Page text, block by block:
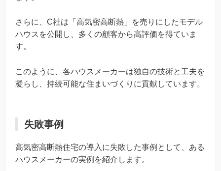
さらに、C社は「高気密高断熱」を売りにしたモデル
ハウスを公開し、多くの顧客から高評価を得ていま
す。
このように、各ハウスメーカーは独自の技術と工夫を
凝らし、持続可能な住まいづくりに貢献しています。
失敗事例
高気密高断熱住宅の導入に失敗した事例として、ある
ハウスメーカーの実例を紹介します。